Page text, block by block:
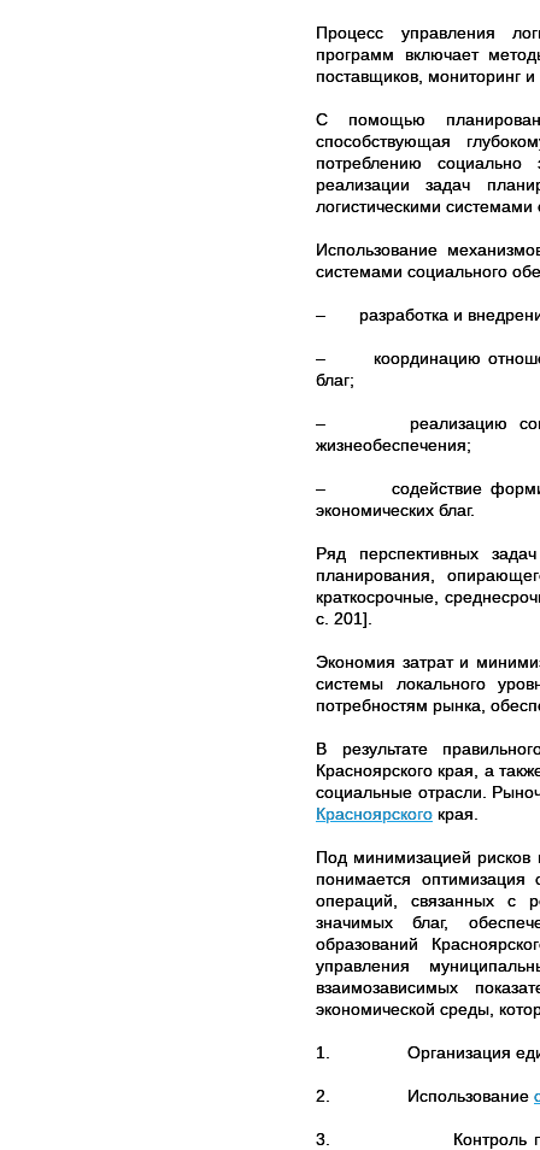
Процесс управления
программ включает
поставщиков, мониторинг
С помощью
способствующая
потреблению
реализации задач
логистическими
Использование
системами социального
– разработка и
– координацию
благ;
– реализацию
жизнеобеспечения;
– содействие
экономических благ.
Ряд перспективных
планирования,
краткосрочные,
с. 201]
Экономия затрат и
системы локального
потребностям рынка,
В результате
Красноярского края, а
социальные отрасли.
Красноярского края
Под минимизацией рисков
понимается оптимизация
операций, связанных с
значимых благ,
образований
управления
взаимозависимых
экономической среды,
1. Организация
2. Использование
3. Контроль